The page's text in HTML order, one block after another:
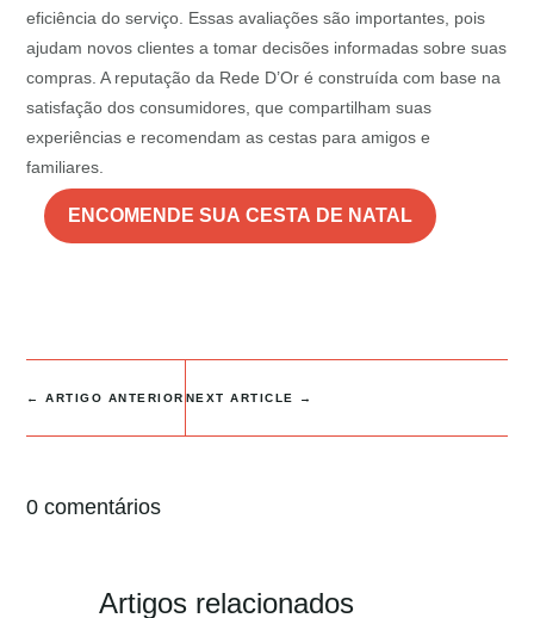
eficiência do serviço. Essas avaliações são importantes, pois
ajudam novos clientes a tomar decisões informadas sobre suas
compras. A reputação da Rede D’Or é construída com base na
satisfação dos consumidores, que compartilham suas
experiências e recomendam as cestas para amigos e
familiares.
ENCOMENDE SUA CESTA DE NATAL
←ARTIGO ANTERIOR NEXT ARTICLE →
0 comentários
Artigos relacionados